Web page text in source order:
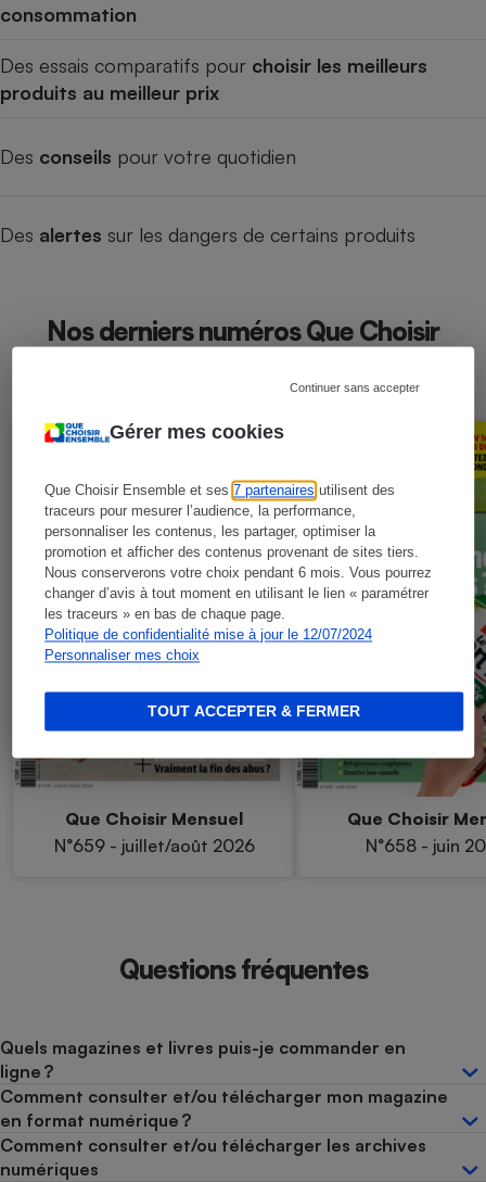
Gérer mes cookies
Que Choisir Ensemble et ses7 partenaires utilisent des
traceurs pour mesurer l’audience, la performance,
personnaliser les contenus, les partager, optimiser la
promotion et afficher des contenus provenant de sites tiers.
Nous conserverons votre choix pendant 6 mois. Vous pourrez
changer d’avis à tout moment en utilisant le lien « paramétrer
les traceurs » en bas de chaque page.
Politique de confidentialité mise à jour le 12/07/2024
Personnaliser mes choix
Continuer sans accepter
TOUT ACCEPTER & FERMER
consommation
Des essais comparatifs pour choisir les meilleurs
produits au meilleur prix
Des conseils pour votre quotidien
Des alertes sur les dangers de certains produits
Nos derniers numéros Que Choisir
Que Choisir Mensuel
N°659 - juillet/août 2026
Que Choisir
N°658 - juin
Questions fréquentes
Quels magazines et livres puis-je commander en
ligne ?
Comment consulter et/ou télécharger mon magazine
en format numérique ?
Comment consulter et/ou télécharger les archives
numériques